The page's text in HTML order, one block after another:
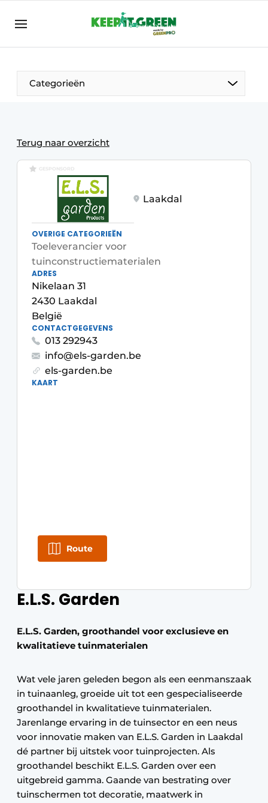
NL ENG FR
Categorieën
Terug naar overzicht
E.L.S. Garden
E.L.S. Garden, groothandel voor exclusieve en
kwalitatieve tuinmaterialen
Wat vele jaren geleden begon als een eenmanszaak
in tuinaanleg, groeide uit tot een gespecialiseerde
groothandel in kwalitatieve tuinmaterialen.
Jarenlange ervaring in de tuinsector en een neus
voor innovatie maken van E.L.S. Garden in Laakdal
dé partner bij uitstek voor tuinprojecten. Als
groothandel beschikt E.L.S. Garden over een
uitgebreid gamma. Gaande van bestrating over
tuinschermen tot decoratie, maatwerk in
GESPONSORD
Laakdal
OVERIGE CATEGORIEËN
Toeleverancier voor
tuinconstructiematerialen
ADRES
Nikelaan 31
2430 Laakdal
België
CONTACTGEGEVENS
013 292943
info@els-garden.be
els-garden.be
KAART
Route